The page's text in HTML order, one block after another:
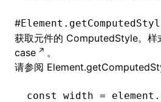
#
获取元件的 ComputedStyle。样
case
。
请参阅
const width = element